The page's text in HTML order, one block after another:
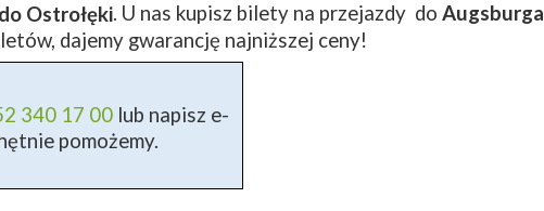
Ostrołęki. U nas kupisz bilety na przejazdy do Augsburga
dajemy gwarancję najniższej ceny!
340 17 00lub napisz e-
pomożemy.